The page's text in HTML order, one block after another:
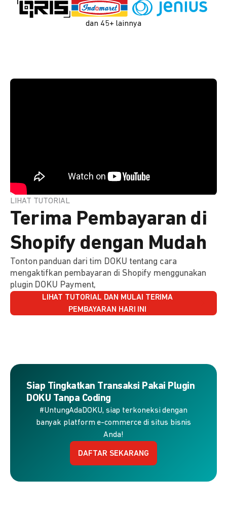
dan 45+ lainnya
LIHAT TUTORIAL
Terima Pembayaran di
Shopify dengan Mudah
Tonton panduan dari tim DOKU tentang cara
mengaktifkan pembayaran di Shopify menggunakan
plugin DOKU Payment,
LIHAT TUTORIAL DAN MULAI TERIMA
PEMBAYARAN HARI INI
Siap Tingkatkan Transaksi Pakai Plugin
DOKU Tanpa Coding
#UntungAdaDOKU, siap terkoneksi dengan
banyak platform e-commerce di situs bisnis
Anda!
DAFTAR SEKARANG